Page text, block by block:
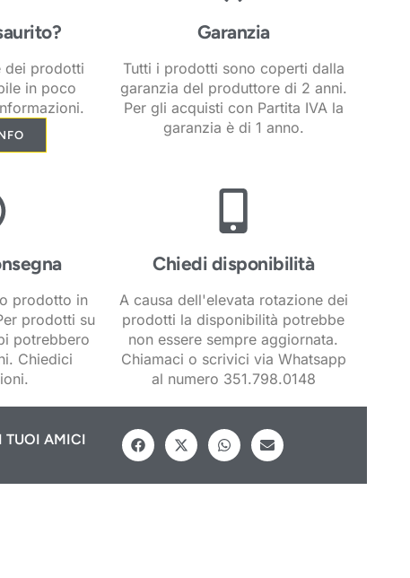
dei prodotti
in poco
Garanzia
Tutti i prodotti sono coperti dalla
garanzia del produttore di 2 anni.
Per gli acquisti con Partita IVA la
garanzia è di 1 anno.
prodotto in
prodotti su
potrebbero
Chiedici
Chiedi disponibilità
A causa dell'elevata rotazione dei
prodotti la disponibilità potrebbe
non essere sempre aggiornata.
Chiamaci o scrivici via Whatsapp
al numero 351.798.0148
TUOI AMICI